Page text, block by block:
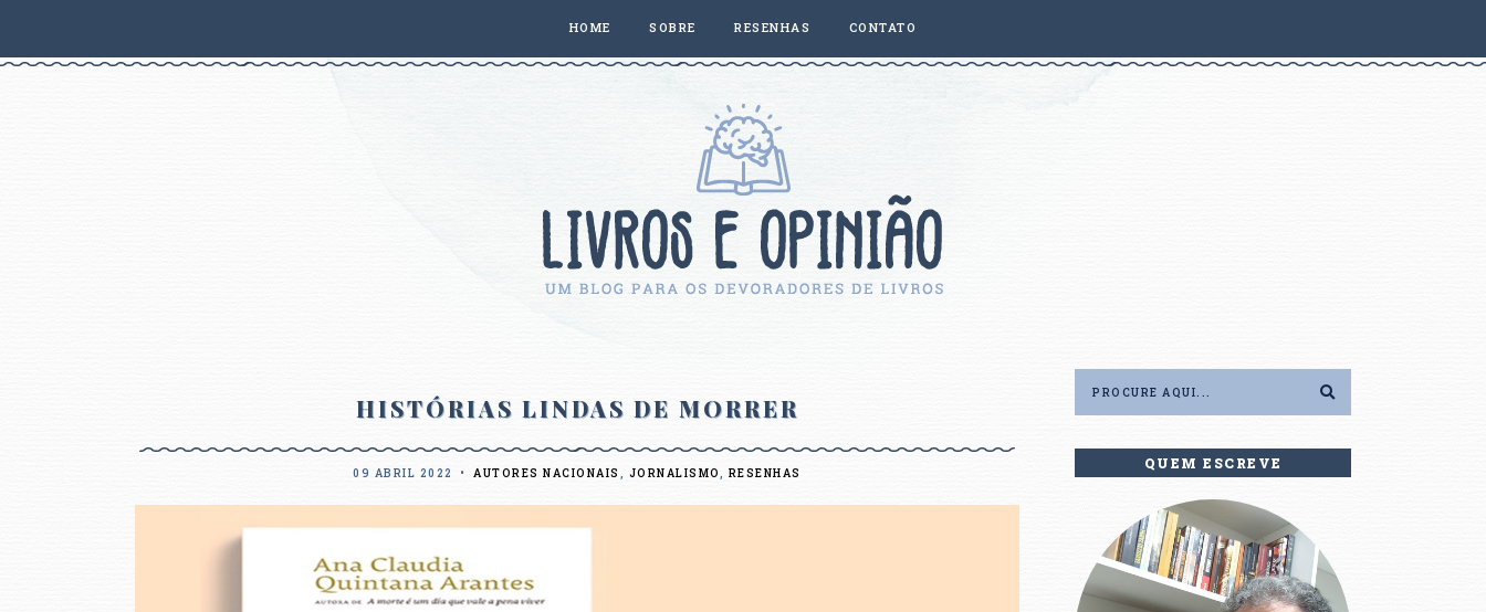
HOME SOBRE RESENHAS CONTATO
HISTÓRIAS LINDAS DE MORRER
09 ABRIL 2022 • AUTORES NACIONAIS , JORNALISMO, RESENHAS
QUEM ESCREVE